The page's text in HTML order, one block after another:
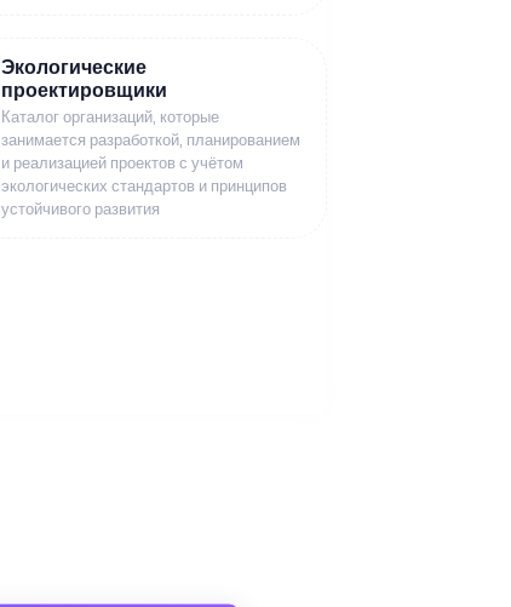
Экологические
проектировщики
Каталог организаций, которые
занимается разработкой, планированием
и реализацией проектов с учётом
экологических стандартов и принципов
устойчивого развития